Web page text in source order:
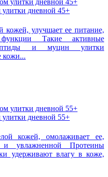
дневной 45+
кожей, улучшает ее питание,
Такие активные
и муцин улитки
кожи...
дневной 55+
кожей, омолаживает ее,
и увлажненной Протеины
удерживают влагу в коже,